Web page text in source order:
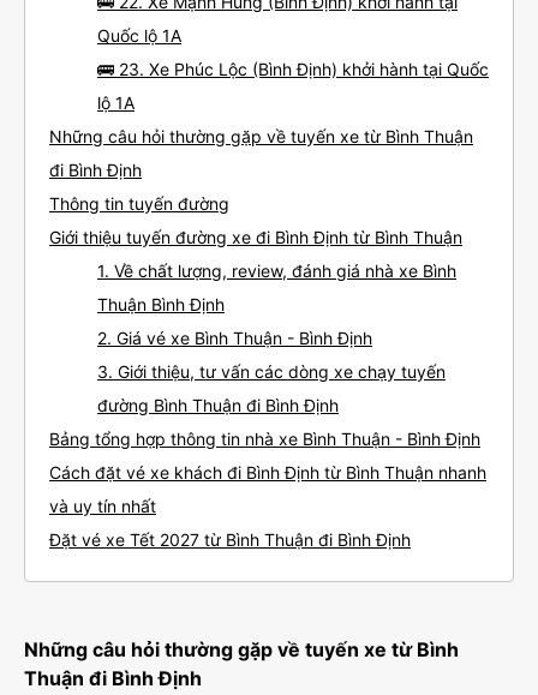
Quốc lộ 1A
🚌 23. Xe Phúc Lộc (Bình Định) khởi hành tại Quốc
lộ 1A
Những câu hỏi thường gặp về tuyến xe từ Bình Thuận
đi Bình Định
Thông tin tuyến đường
Giới thiệu tuyến đường xe đi Bình Định từ Bình Thuận
1. Về chất lượng, review, đánh giá nhà xe Bình
Thuận Bình Định
2. Giá vé xe Bình Thuận - Bình Định
3. Giới thiệu, tư vấn các dòng xe chạy tuyến
đường Bình Thuận đi Bình Định
Bảng tổng hợp thông tin nhà xe Bình Thuận - Bình Định
Cách đặt vé xe khách đi Bình Định từ Bình Thuận nhanh
và uy tín nhất
Đặt vé xe Tết 2027 từ Bình Thuận đi Bình Định
Những câu hỏi thường gặp về tuyến xe từ Bình
Thuận đi Bình Định